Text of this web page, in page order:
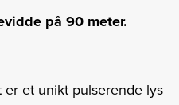
på 90 meter.
er et unikt pulserende lys